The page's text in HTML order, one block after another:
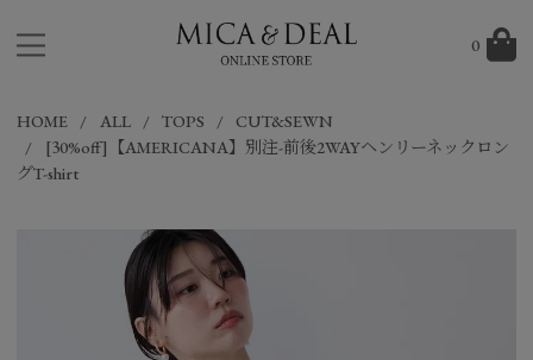
0
HOME ALL TOPS
CUT&SEWN
[30%off]【AMERICANA】別注-前後2WAYヘンリーネックロン
グT-shirt